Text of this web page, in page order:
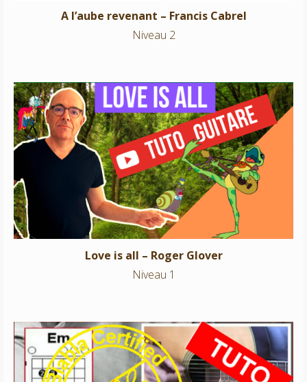
A l’aube revenant – Francis Cabrel
Niveau 2
Love is all – Roger Glover
Niveau 1
Love is all – Roger Glover
Niveau 1